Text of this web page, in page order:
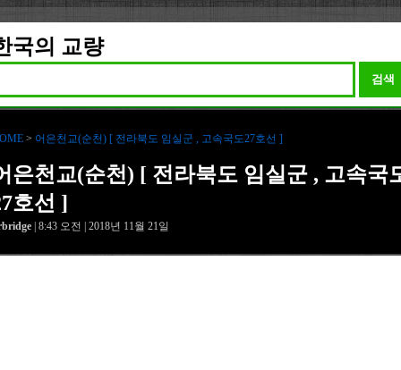
국의 교량
검색
> 어은천교(순천) [ 전라북도 임실군 , 고속국도27호선 ]
은천교(순천) [ 전라북도 임실군 , 고속국
호선 ]
| 8:43 오전 | 2018년 11월 21일